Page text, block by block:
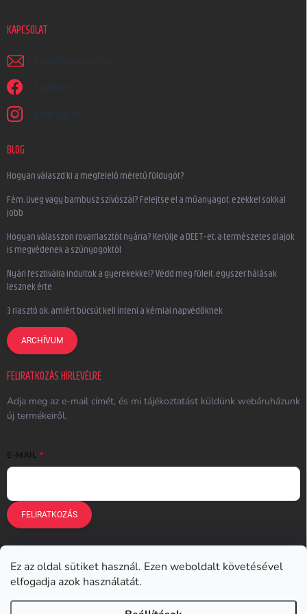
Ez az oldal sütiket használ. Ezen weboldalt követésével
elfogadja azok használatát.
KAPCSOLAT
irjon @ earplugs.hu
Facebook
earplugs.hu
BLOG
Hogyan válaszd ki a megfelelő méretű füldugót?
Fém, üveg vagy bambusz szívószál? Felejtse el a műanyagot, ezekkel sokkal
jobb
Hogyan válasszon rovarriasztót nyárra? Kerülje a DEET-et, a természetes olajok
is megvédenek a szúnyogoktól
Nyári fesztiválra indultok a gyerekekkel? Védd meg füleit, egyszer hálásak
lesznek érte
3 riasztó ok, amiért búcsút kell inteni a kémiai napvédőknek
ARCHÍVUM
FELIRATKOZÁS HÍRLEVÉLRE
Adja meg az e-mail címét, és mi tájékoztatást küldünk webáruházunk
új termékeiről.
E-MAIL
FELIRATKOZÁS
Earplugs.cz Earplugs.sk
Earplugs.at Earplugs.ro Lunesto.cz